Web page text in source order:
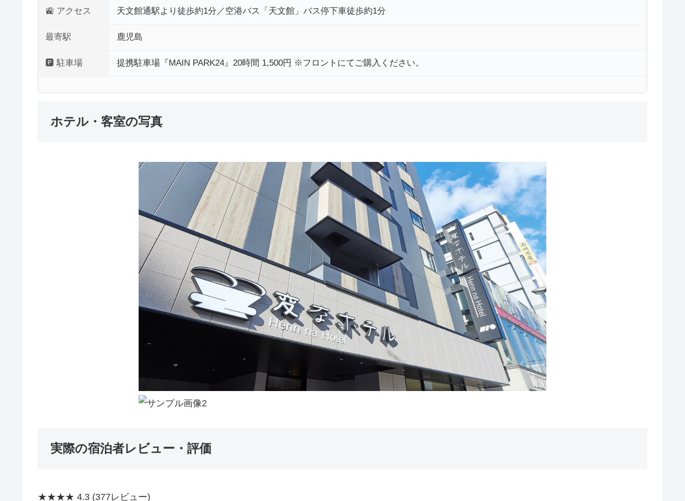
🚉 アクセス 天文館通駅より徒歩約1分／空港バス「天文館」バス停下車徒歩約1分
最寄駅 鹿児島
🅿 駐車場 提携駐車場『MAIN PARK24』20時間 1,500円 ※フロントにてご購入ください。
ホテル・客室の写真
実際の宿泊者レビュー・評価
★★★★ 4.3 (377レビュー)